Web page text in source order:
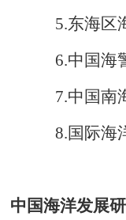
5.东海区
6.中国海
7.中国南
8.国际海
中国海洋发展